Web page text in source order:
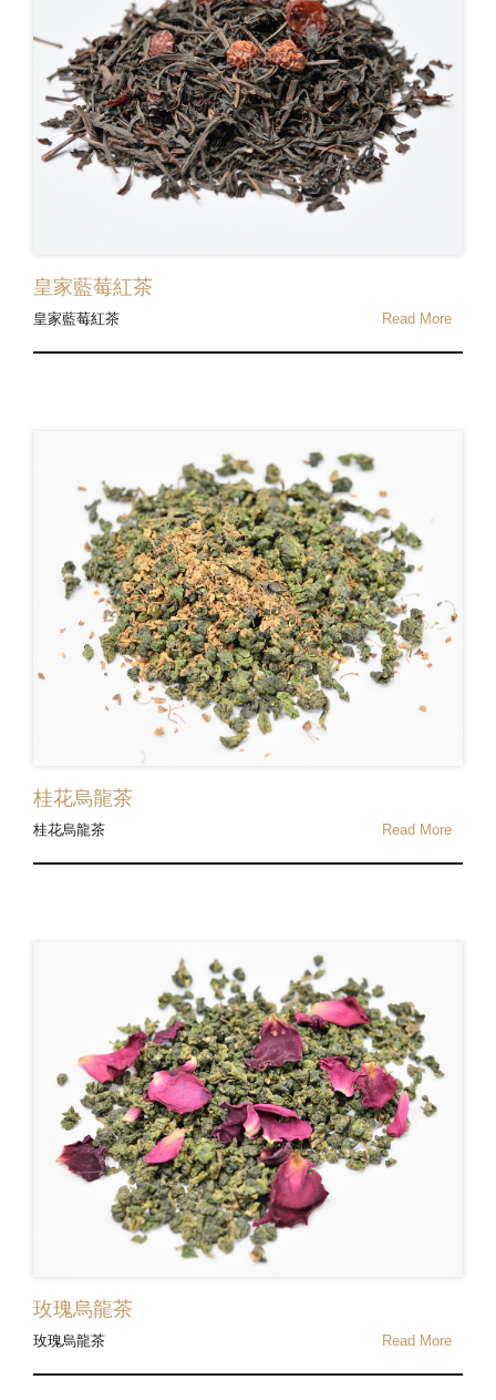
皇家藍莓紅茶
皇家藍莓紅茶 Read More
桂花烏龍茶
桂花烏龍茶 Read More
玫瑰烏龍茶
玫瑰烏龍茶 Read More